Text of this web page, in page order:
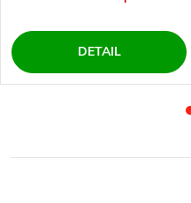
DETAIL